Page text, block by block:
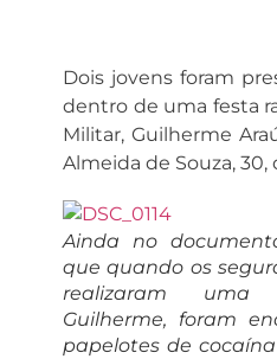
Dois jovens foram
dentro de uma festa
Militar, Guilherme
Almeida de Souza,
Ainda no
que quando os
realizaram uma
Guilherme, foram
papelotes de